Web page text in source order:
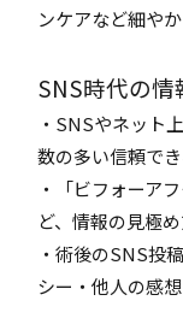
ンケアなど細や
SNS時代の
・SNSやネット
数の多い信頼で
・「ビフォーア
ど、情報の見極め
・術後のSNS投
シー・他人の感